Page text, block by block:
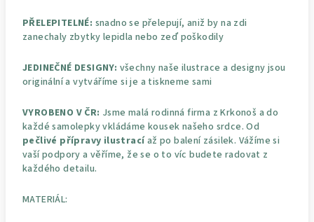
PŘELEPITELNÉ: snadno se přelepují, aniž by na zdi
zanechaly zbytky lepidla nebo zeď poškodily
JEDINEČNÉ DESIGNY: všechny naše ilustrace a designy jsou
originální a vytváříme si je a tiskneme sami
VYROBENO V ČR: Jsme malá rodinná firma z Krkonoš a do
každé samolepky vkládáme kousek našeho srdce. Od
pečlivé přípravy ilustracíaž po balení zásilek. Vážíme si
vaší podpory a věříme, že se o to víc budete radovat z
každého detailu.
MATERIÁL: